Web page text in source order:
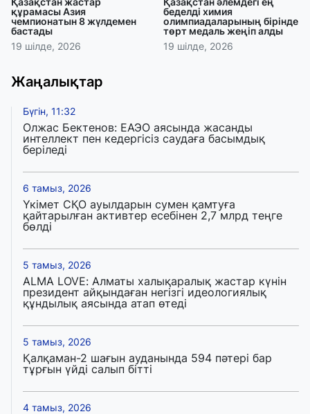
құрамасы Азия
чемпионатын 8 жүлдемен
бастады
19 шілде, 2026
беделді химия
олимпиадаларының бірінде
төрт медаль жеңіп алды
19 шілде, 2026
Жаңалықтар
Бүгін, 11:32
Олжас Бектенов: ЕАЭО аясында жасанды
интеллект пен кедергісіз саудаға басымдық
беріледі
6 тамыз, 2026
Үкімет СҚО ауылдарын сумен қамтуға
қайтарылған активтер есебінен 2,7 млрд теңге
бөлді
5 тамыз, 2026
ALMA LOVE: Алматы халықаралық жастар күнін
президент айқындаған негізгі идеологиялық
құндылық аясында атап өтеді
5 тамыз, 2026
Қалқаман-2 шағын ауданында 594 пәтері бар
тұрғын үйді салып бітті
4 тамыз, 2026